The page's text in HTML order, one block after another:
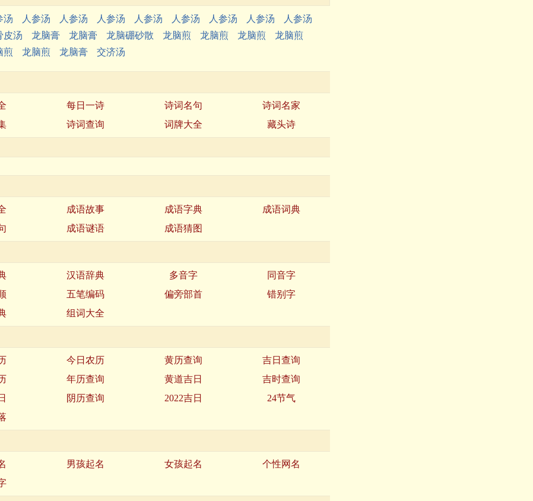
汤 人参汤 人参汤 人参汤 人参汤 人参汤 人参汤 人参汤
人参汤
皮汤 龙脑膏 龙脑膏 龙脑硼砂散 龙脑煎 龙脑煎 龙脑煎
龙脑煎
煎 龙脑煎 龙脑膏 交济汤
每日一诗 诗词名句
诗词名家
诗词查询 词牌大全 藏头诗
成语故事 成语字典
成语词典
成语谜语 成语猜图
汉语辞典 多音字
同音字
五笔编码 偏旁部首
错别字
组词大全
今日农历 黄历查询
吉日查询
年历查询 黄道吉日
吉时查询
阴历查询 2022吉日
24节气
男孩起名 女孩起名
个性网名